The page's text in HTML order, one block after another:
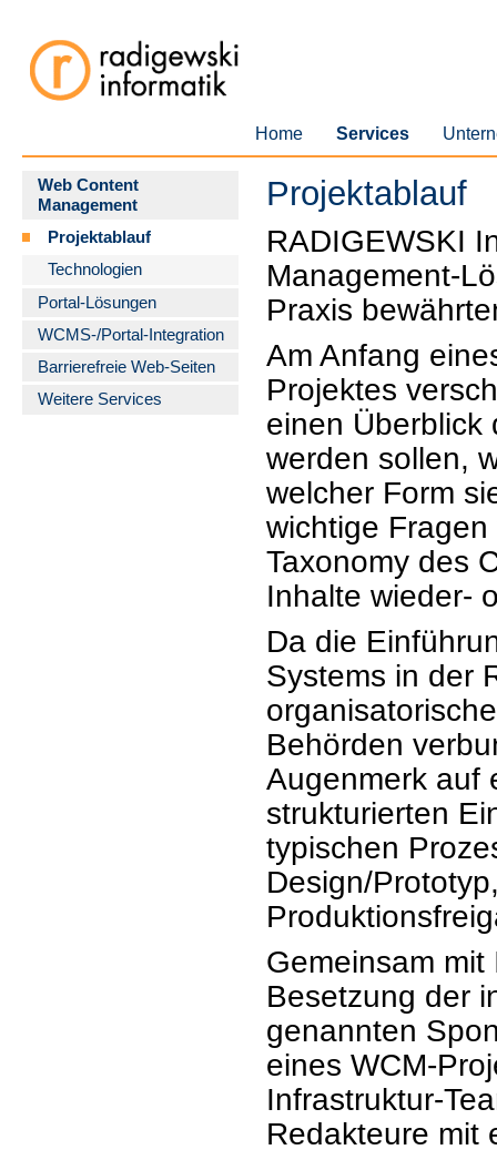
Home Services
Web Content
Management
Projektablauf
Technologien
Portal-Lösungen
WCMS-/Portal-Integration
Barrierefreie Web-Seiten
Weitere Services
Projektablauf
RADIGEWSKI
Management-
Praxis
Am Anfang
Projektes
einen Überblick
werden sollen,
welcher Form
wichtige
Taxonomy des
Inhalte wieder-
Da die
Systems in der
Behörden
Augenmerk auf
strukturierten
typischen
Design/
Gemeinsam mit
Besetzung der
genannten
eines WCM-
Infrastruktur-
Redakteure mit